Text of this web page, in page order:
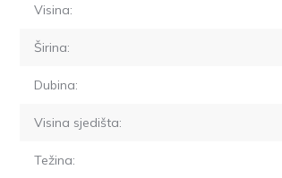
Visina:
Širina:
Dubina:
Visina sjedišta:
Težina: